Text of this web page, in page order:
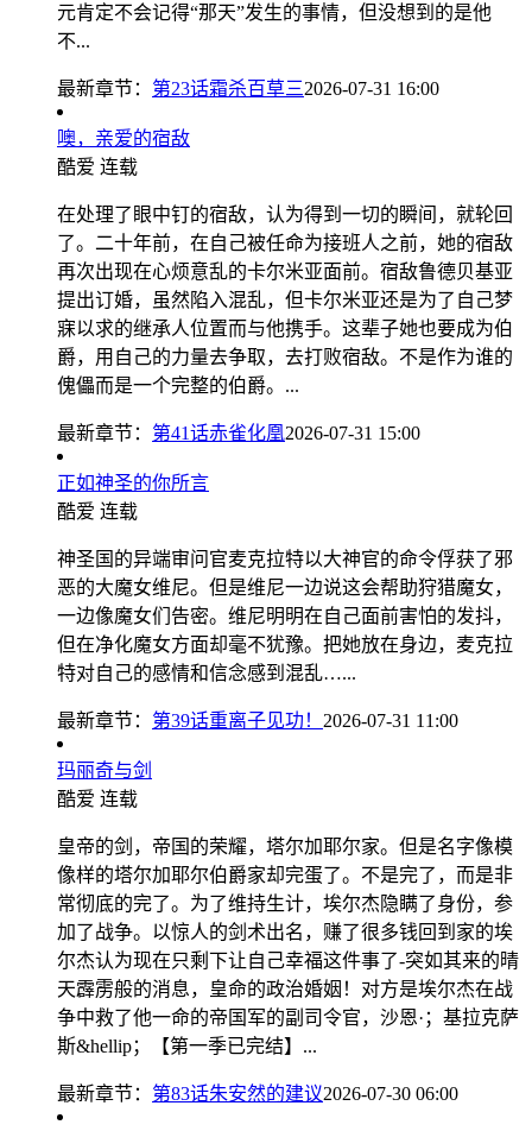
元肯定不会记得“那天”发生的事情，但没想到的是他
不...
最新章节： 第23话霜杀百草三2026-07-31 16:00
噢，亲爱的宿敌
酷爱 连载
在处理了眼中钉的宿敌，认为得到一切的瞬间，就轮回
了。二十年前，在自己被任命为接班人之前，她的宿敌
再次出现在心烦意乱的卡尔米亚面前。宿敌鲁德贝基亚
提出订婚，虽然陷入混乱，但卡尔米亚还是为了自己梦
寐以求的继承人位置而与他携手。这辈子她也要成为伯
爵，用自己的力量去争取，去打败宿敌。不是作为谁的
傀儡而是一个完整的伯爵。...
最新章节： 第41话赤雀化凰2026-07-31 15:00
正如神圣的你所言
酷爱 连载
神圣国的异端审问官麦克拉特以大神官的命令俘获了邪
恶的大魔女维尼。但是维尼一边说这会帮助狩猎魔女，
一边像魔女们告密。维尼明明在自己面前害怕的发抖，
但在净化魔女方面却毫不犹豫。把她放在身边，麦克拉
特对自己的感情和信念感到混乱…...
最新章节： 第39话重离子见功！ 2026-07-31 11:00
玛丽奇与剑
酷爱 连载
皇帝的剑，帝国的荣耀，塔尔加耶尔家。但是名字像模
像样的塔尔加耶尔伯爵家却完蛋了。不是完了，而是非
常彻底的完了。为了维持生计，埃尔杰隐瞒了身份，参
加了战争。以惊人的剑术出名，赚了很多钱回到家的埃
尔杰认为现在只剩下让自己幸福这件事了-突如其来的晴
天霹雳般的消息，皇命的政治婚姻！对方是埃尔杰在战
争中救了他一命的帝国军的副司令官，沙恩·；基拉克萨
斯&hellip；【第一季已完结】...
最新章节： 第83话朱安然的建议2026-07-30 06:00